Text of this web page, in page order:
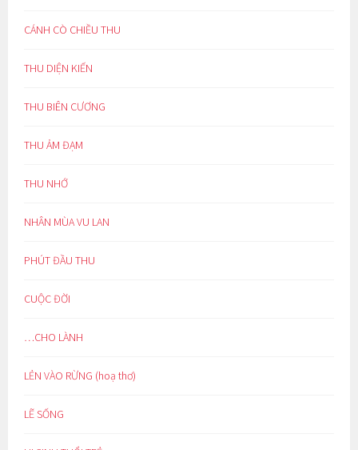
CÁNH CÒ CHIỀU THU
THU DIỆN KIẾN
THU BIÊN CƯƠNG
THU ẢM ĐẠM
THU NHỚ
NHÂN MÙA VU LAN
PHÚT ĐẦU THU
CUỘC ĐỜI
…CHO LÀNH
LẺN VÀO RỪNG (hoạ thơ)
LẼ SỐNG